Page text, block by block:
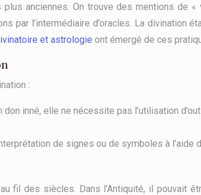
anciennes. On trouve des mentions de «
par l’intermédiaire d’oracles. La
et astrologie ont émergé de ces
:
inné, elle ne nécessite pas l’utilisation
de signes ou de symboles à
fil des siècles. Dans l’Antiquité, il pouvait